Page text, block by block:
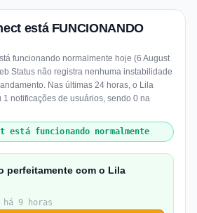
está FUNCIONANDO
funcionando normalmente hoje (6 August
Status não registra nenhuma instabilidade
Nas últimas 24 horas, o Lila
1 notificações de usuários, sendo 0 na
está funcionando normalmente
perfeitamente com o Lila
9 horas